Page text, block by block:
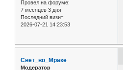
Провел на форуме:
7 месяцев 3 дня
Последний визит:
2026-07-21 14:23:53
Свет_во_Мраке
Модератор